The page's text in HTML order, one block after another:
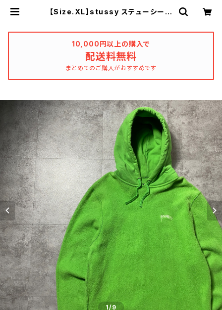
【Size.XL】stussy ステューシー
スウェット パーカー | used_clot
hing_katharsis
10,000円以上の購入で
配送料無料
まとめてのご購入がおすすめです
1/9